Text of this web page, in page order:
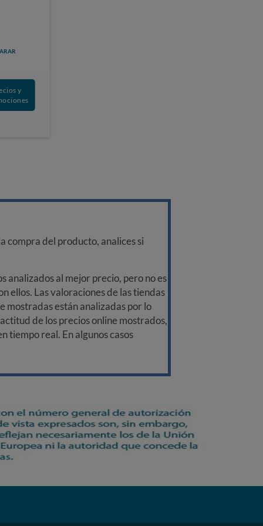
y
compra del producto, analices si
analizados al mejor precio, pero no es
ellos. Las valoraciones de las tiendas
mostradas están analizadas por lo
de los precios online mostrados,
tiempo real. En algunos casos